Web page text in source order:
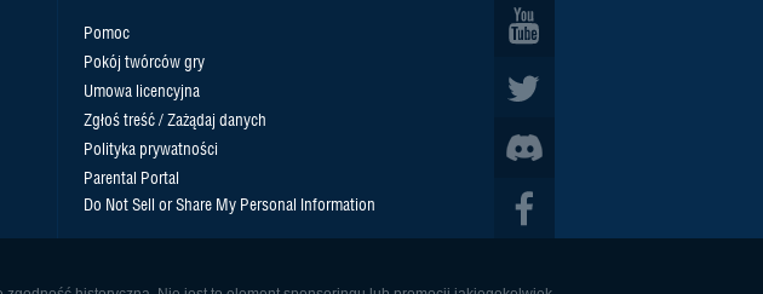
Pomoc
Pokój twórców gry
Umowa licencyjna
Zgłoś treść / Zażądaj danych
Polityka prywatności
Parental Portal
Do Not Sell or Share My Personal Information